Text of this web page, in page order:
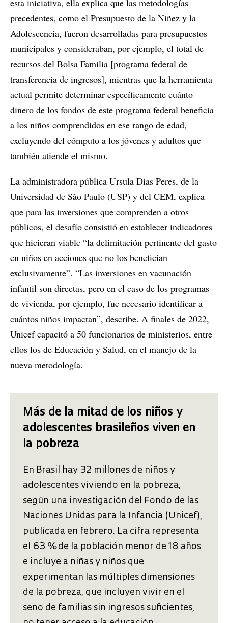
esta iniciativa, ella explica que las metodologías
precedentes, como el Presupuesto de la Niñez y la
Adolescencia, fueron desarrolladas para presupuestos
municipales y consideraban, por ejemplo, el total de
recursos del Bolsa Familia [programa federal de
transferencia de ingresos], mientras que la herramienta
actual permite determinar específicamente cuánto
dinero de los fondos de este programa federal beneficia
a los niños comprendidos en ese rango de edad,
excluyendo del cómputo a los jóvenes y adultos que
también atiende el mismo.
La administradora pública Ursula Dias Peres, de la
Universidad de São Paulo (USP) y del CEM, explica
que para las inversiones que comprenden a otros
públicos, el desafío consistió en establecer indicadores
que hicieran viable “la delimitación pertinente del gasto
en niños en acciones que no los benefician
exclusivamente”. “Las inversiones en vacunación
infantil son directas, pero en el caso de los programas
de vivienda, por ejemplo, fue necesario identificar a
cuántos niños impactan”, describe. A finales de 2022,
Unicef capacitó a 50 funcionarios de ministerios, entre
ellos los de Educación y Salud, en el manejo de la
nueva metodología.
Más de la mitad de los niños y
adolescentes brasileños viven en
la pobreza
En Brasil hay 32 millones de niños y
adolescentes viviendo en la pobreza,
según una investigación del Fondo de las
Naciones Unidas para la Infancia (Unicef),
publicada en febrero. La cifra representa
el 63 % de la población menor de 18 años
e incluye a niñas y niños que
experimentan las múltiples dimensiones
de la pobreza, que incluyen vivir en el
seno de familias sin ingresos suficientes,